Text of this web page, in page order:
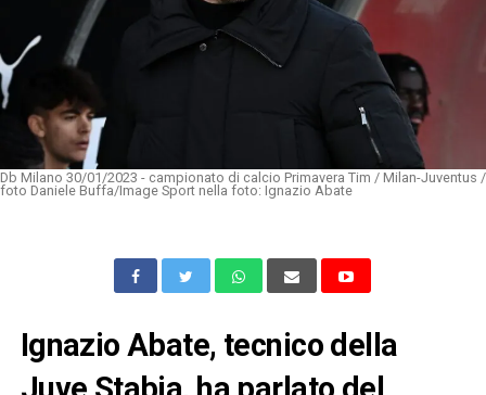
Db Milano 30/01/2023 - campionato di calcio Primavera Tim / Milan-Juventus /
foto Daniele Buffa/Image Sport nella foto: Ignazio Abate
Ignazio Abate, tecnico della